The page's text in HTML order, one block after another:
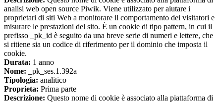
analisi web open source Piwik. Viene utilizzato per aiutare i
proprietari di siti Web a monitorare il comportamento dei visitatori e
misurare le prestazioni del sito. È un cookie di tipo pattern, in cui il
prefisso _pk_id è seguito da una breve serie di numeri e lettere, che
si ritiene sia un codice di riferimento per il dominio che imposta il
cookie.
Durata: 1 anno
Nome: _pk_ses.1.392a
Tipologia: analitico
Proprieta: Prima parte
Descrizione: Questo nome di cookie è associato alla piattaforma di